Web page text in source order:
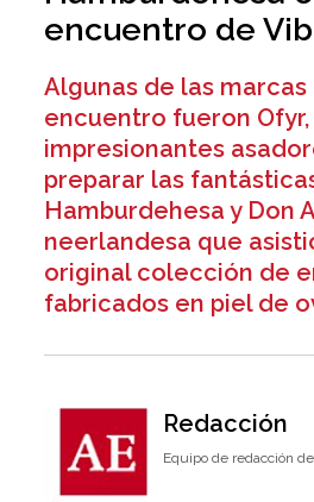
encuentro de
Algunas de las
encuentro fueron
impresionantes
preparar las
Hamburdehesa y Don
neerlandesa que
original colección de
fabricados en piel de
Redacción
Equipo de redacción